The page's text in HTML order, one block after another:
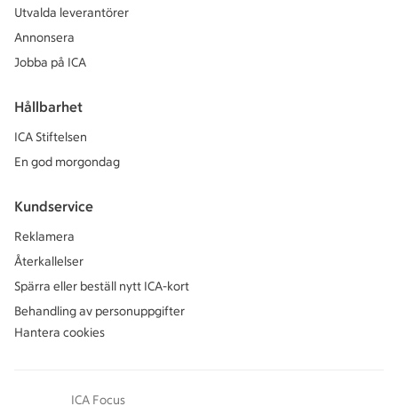
Utvalda leverantörer
Annonsera
Jobba på ICA
Hållbarhet
ICA Stiftelsen
En god morgondag
Kundservice
Reklamera
Återkallelser
Spärra eller beställ nytt ICA-kort
Behandling av personuppgifter
Hantera cookies
ICA Focus